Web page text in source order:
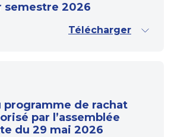
semestre 2026
Télécharger
de rachat
par l’assemblée
du 29 mai 2026